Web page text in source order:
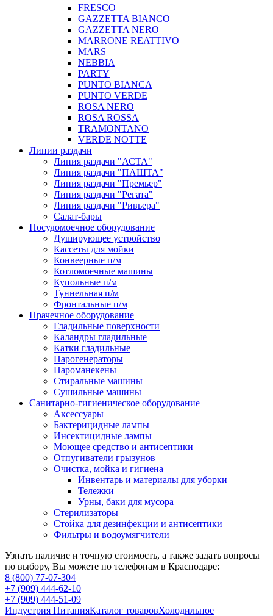
FRESCO
GAZZETTA BIANCO
GAZZETTA NERO
MARRONE REATTIVO
MARS
NEBBIA
PARTY
PUNTO BIANCA
PUNTO VERDE
ROSA NERO
ROSA ROSSA
TRAMONTANO
VERDE NOTTE
Линии раздачи
Линия раздачи "АСТА"
Линия раздачи "ПАШТА"
Линия раздачи "Премьер"
Линия раздачи "Регата"
Линия раздачи "Ривьера"
Салат-бары
Посудомоечное оборудование
Душирующее устройство
Кассеты для мойки
Конвеерные п/м
Котломоечные машины
Купольные п/м
Туннельная п/м
Фронтальные п/м
Прачечное оборудование
Гладильные поверхности
Каландры гладильные
Катки гладильные
Парогенераторы
Пароманекены
Стиральные машины
Сушильные машины
Санитарно-гигиеническое оборудование
Аксессуары
Бактерицидные лампы
Инсектицидные лампы
Моющее средство и антисептики
Отпугиватели грызунов
Очистка, мойка и гигиена
Инвентарь и материалы для уборки
Тележки
Урны, баки для мусора
Стерилизаторы
Стойка для дезинфекции и антисептики
Фильтры и водоумягчители
Узнать наличие и точную стоимость, а также задать вопросы
по выбору, Вы можете по телефонам в Краснодаре:
8 (800) 77-07-304
+7 (909) 444-62-10
+7 (909) 444-51-09
Индустрия ПитанияКаталог товаровХолодильное